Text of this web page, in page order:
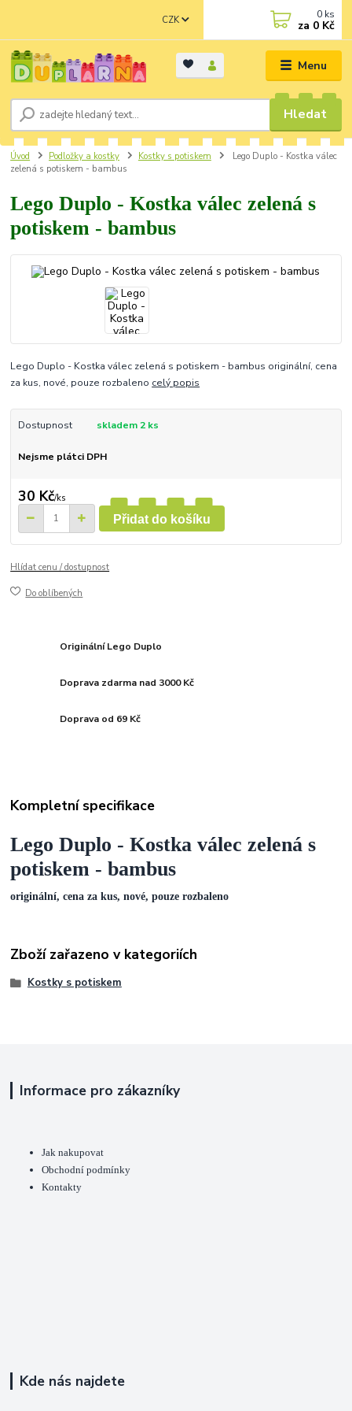
Menu
CZK
Hledat
0 ks
za 0 Kč
Úvod Podložky a kostky Kostky s potiskem
Lego Duplo - Kostka válec
zelená s potiskem - bambus
Lego Duplo - Kostka válec zelená s
potiskem - bambus
Lego Duplo - Kostka válec zelená s potiskem - bambus originální, cena
za kus, nové, pouze rozbaleno celý popis
Dostupnost skladem 2 ks
Nejsme plátci DPH
30 Kč/ks
Přidat do košíku
Hlídat cenu / dostupnost
Do oblíbených
Originální Lego Duplo
Doprava zdarma nad 3000 Kč
Doprava od 69 Kč
Kompletní specifikace
Lego Duplo - Kostka válec zelená s
potiskem - bambus
originální, cena za kus, nové, pouze rozbaleno
Zboží zařazeno v kategoriích
Kostky s potiskem
Informace pro zákazníky
Jak nakupovat
Obchodní podmínky
Kontakty
Kde nás najdete